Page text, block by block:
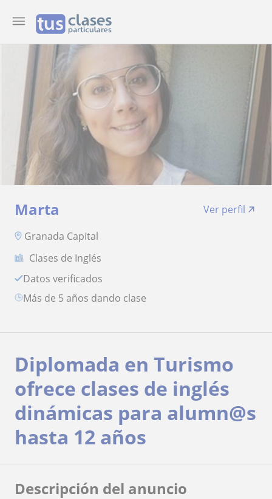
Marta
Ver perfil
Granada Capital
Clases de Inglés
Datos verificados
más de 5 años dando clase
Diplomada en Turismo
ofrece clases de inglés
dinámicas para alumn@s
hasta 12 años
Descripción del anuncio